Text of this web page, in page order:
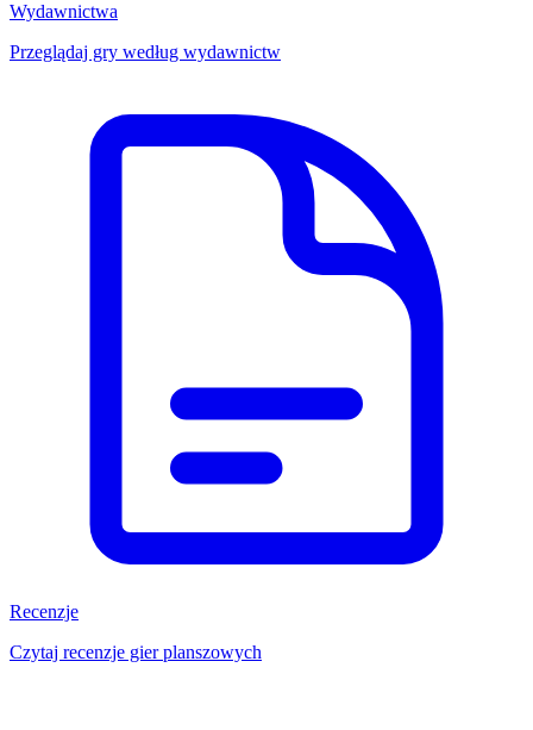
Wydawnictwa
Przeglądaj gry według wydawnictw
Recenzje
Czytaj recenzje gier planszowych